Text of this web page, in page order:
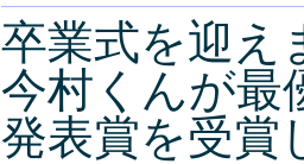
卒業式を迎え
今村くんが最
発表賞を受賞